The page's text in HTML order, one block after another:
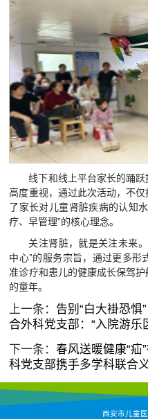
线下和线上平台家长的踊
高度重视，通过此次活动，不
了家长对儿童肾脏疾病的认知
疗、早管理”的核心理念。
关注肾脏，就是关注未来
中心”的服务宗旨，通过更多形
准诊疗和患儿的健康成长保驾
的童年。
上一条： 告别“白大褂恐
合外科党支部：“入院游乐
下一条：春风送暖健康“
科党支部携手多学科联合
西安市儿童